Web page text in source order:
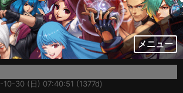
メニュー
30 (日) 07:40:51 (1377d)